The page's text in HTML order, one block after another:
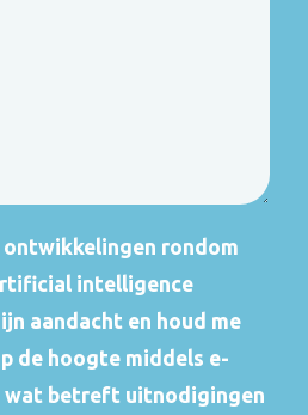
ontwikkelingen rondom
intelligence
aandacht en houd me
de hoogte middels e-
wat betreft uitnodigingen